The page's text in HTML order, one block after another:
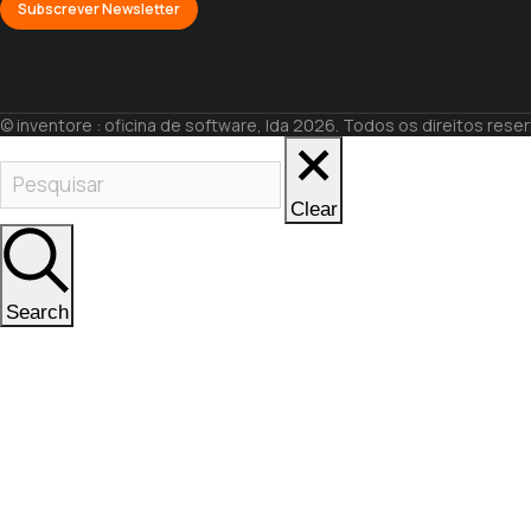
© inventore : oficina de software, lda 2026. Todos os direitos
Clear
Search